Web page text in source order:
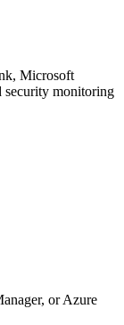
Microsoft
security monitoring
or Azure